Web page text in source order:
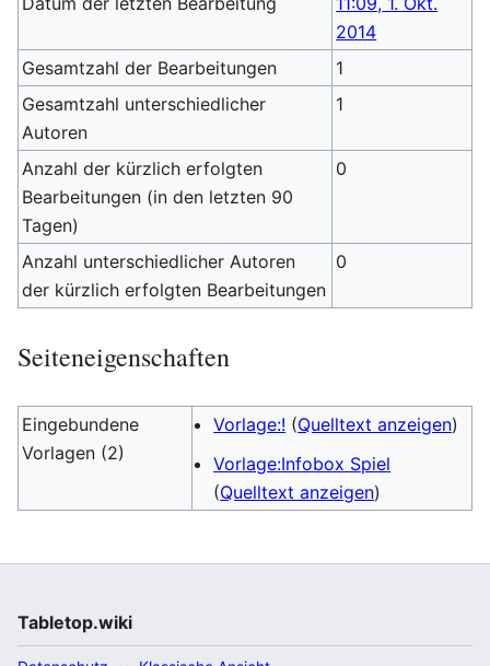
2014
Gesamtzahl der Bearbeitungen
1
Gesamtzahl unterschiedlicher
Autoren
1
Anzahl der kürzlich erfolgten
Bearbeitungen (in den letzten 90
Tagen)
0
Anzahl unterschiedlicher Autoren
der kürzlich erfolgten Bearbeitungen
0
Seiteneigenschaften
Eingebundene
Vorlagen (2)
Vorlage:! (Quelltext anzeigen)
Vorlage:Infobox Spiel
(Quelltext anzeigen)
Tabletop.wiki